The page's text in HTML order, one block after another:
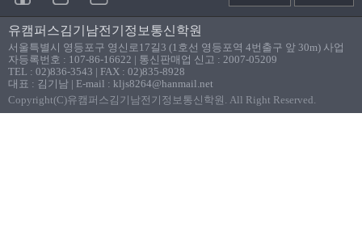
유캠퍼스김기남전기정보통신학원
서울특별시 영등포구 영신로17길3 (1호선 영등포역 4번출구 앞 30m) 사업
자등록번호 : 107-86-16622 | 통신판매업 신고 : 2007-05209
TEL : 02)836-3543 | FAX : 02)835-8928
대표 : 김기남 | E-mail : kljs8264@hanmail.net
Copyright(C)유캠퍼스김기남전기정보통신학원. All Right Reserved.